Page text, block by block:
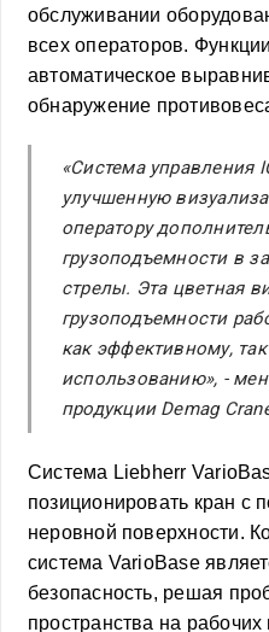
обслуживании
всех операторов.
автоматическое
обнаружение
«Система управления
улучшенную
оператору
грузоподъемности в
стрелы. Эта цветная
грузоподъемности
как эффективному,
использованию», -
продукции Demag
Система Liebherr
позиционировать кран с
неровной поверхности.
система VarioBase
безопасность, решая
пространства на